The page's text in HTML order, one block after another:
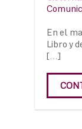
En el
Libro y
[…]